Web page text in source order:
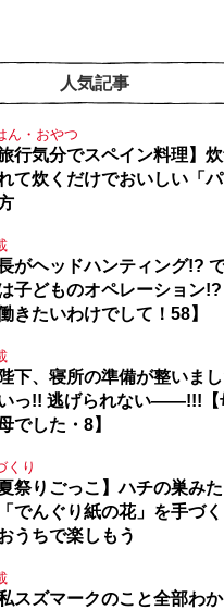
人気記事
ん・おやつ
旅行気分でスペイン料理】
て炊くだけでおいしい「
がヘッドハンティング!?
子どものオペレーション!?
きたいわけでして！58】
陛下、寝所の準備が整いま
っ!! 逃げられない――!!!【
でした・8】
くり
夏祭りごっこ】ハチの巣み
でんぐり紙の花」を手づ
うちで楽しもう
私スズマークのこと全部わ